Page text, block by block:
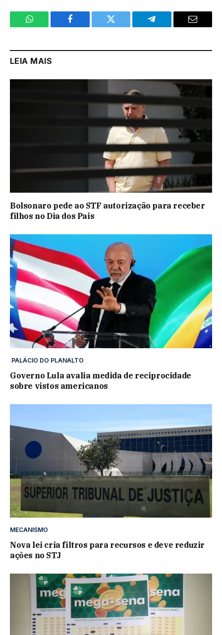
WhatsApp Facebook Twitter Telegram Email
LEIA MAIS
Bolsonaro pede ao STF autorização para receber
filhos no Dia dos Pais
PALÁCIO DO PLANALTO
Governo Lula avalia medida de reciprocidade
sobre vistos americanos
MECANISMO
Nova lei cria filtros para recursos e deve reduzir
ações no STJ